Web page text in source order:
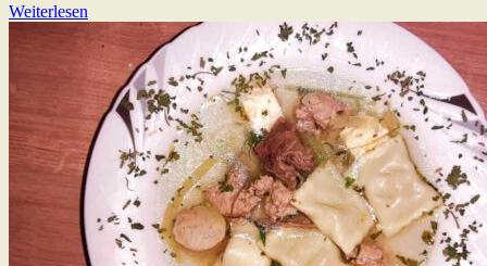
Weiterlesen